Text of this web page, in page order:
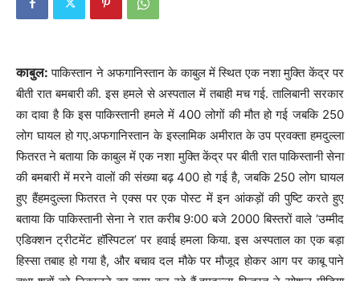
काबुल:पाकिस्तान ने अफगानिस्तान के काबुल में स्थित एक नशा मुक्ति केंद्र पर
बीती रात बमबारी की. इस हमले से अस्पताल में तबाही मच गई. तालिबानी सरकार
का दावा है कि इस पाकिस्तानी हमले में 400 लोगों की मौत हो गई जबकि 250
लोग घायल हो गए.अफगानिस्तान के इस्लामिक अमीरात के उप प्रवक्ता हमदुल्ला
फितरत ने बताया कि काबुल में एक नशा मुक्ति केंद्र पर बीती रात पाकिस्तानी सेना
की बमबारी में मरने वालों की संख्या बढ़ 400 हो गई है, जबकि 250 लोग घायल
हुए हैंहमदुल्ला फितरत ने एक्स पर एक पोस्ट में इन आंकड़ों की पुष्टि करते हुए
बताया कि पाकिस्तानी सेना ने रात करीब 9:00 बजे 2000 बिस्तरों वाले ‘उम्मीद
एडिक्शन ट्रीटमेंट हॉस्पिटल’ पर हवाई हमला किया. इस अस्पताल का एक बड़ा
हिस्सा तबाह हो गया है, और बचाव दल मौके पर मौजूद होकर आग पर काबू पाने